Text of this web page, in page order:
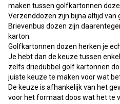
maken tussen golfkartonnen
Verzenddozen zijn bijna altijd van
Brievenbus dozen zijn
karton.
Golfkartonnen dozen herken je
Je hebt dan de keuze tussen
zelfs driedubbel golf kartonnen
juiste keuze te maken voor wat
De keuze is afhankelijk van het
voor het formaat doos wat het te